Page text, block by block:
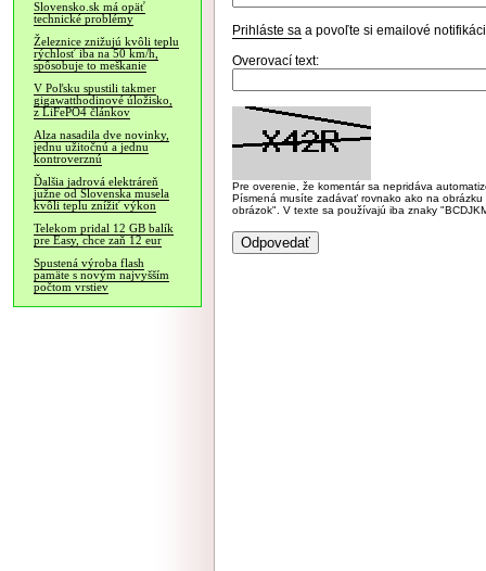
Slovensko.sk má opäť
technické problémy
Železnice znižujú kvôli teplu
rýchlosť iba na 50 km/h,
spôsobuje to meškanie
V Poľsku spustili takmer
gigawatthodinové úložisko,
z LiFePO4 článkov
Alza nasadila dve novinky,
jednu užitočnú a jednu
kontroverznú
Ďalšia jadrová elektráreň
južne od Slovenska musela
kvôli teplu znížiť výkon
Telekom pridal 12 GB balík
pre Easy, chce zaň 12 eur
Spustená výroba flash
pamäte s novým najvyšším
počtom vrstiev
Prihláste sa a povoľte si emailové
Overovací text:
Pre overenie, že komentár sa nepridáva
Písmená musíte zadávať rovnako ako na
obrázok". V texte sa používajú iba znaky